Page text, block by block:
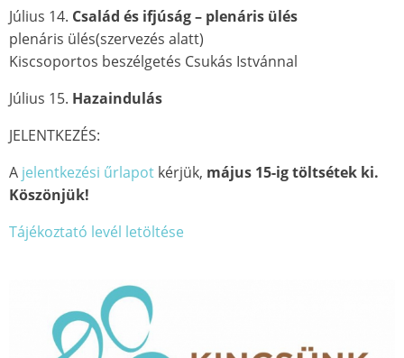
Július 14. Család és ifjúság – plenáris ülés
plenáris ülés(szervezés alatt)
Kiscsoportos beszélgetés Csukás Istvánnal
Július 15. Hazaindulás
JELENTKEZÉS:
A jelentkezési űrlapot kérjük, május 15-igtöltsétek ki.
Köszönjük!
Tájékoztató levél letöltése